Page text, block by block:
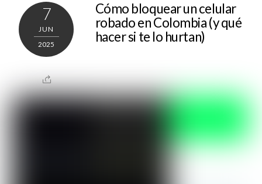
7
JUN
2025
Cómo bloquear un celular
robado en Colombia (y qué
hacer si te lo hurtan)